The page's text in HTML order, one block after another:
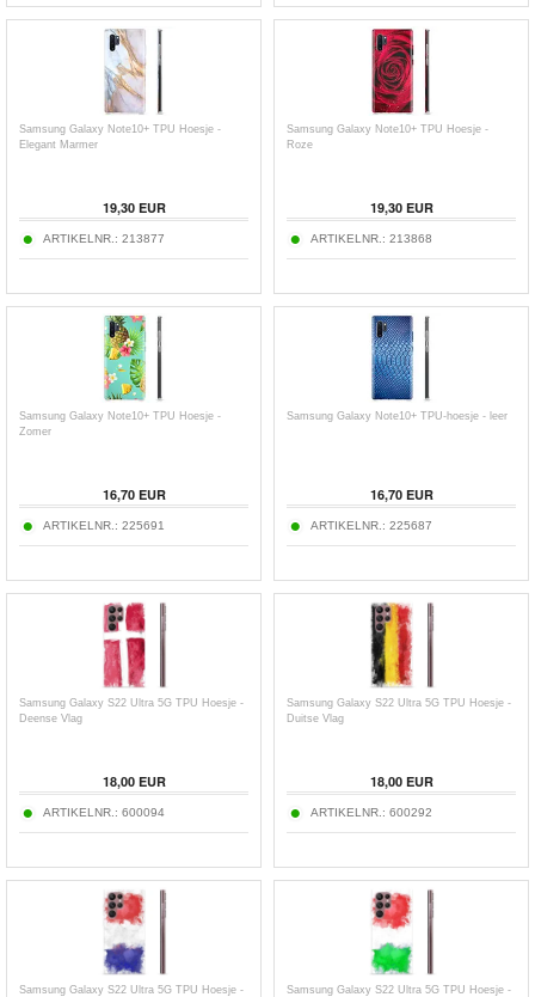
Samsung Galaxy Note10+ TPU Hoesje -
Elegant Marmer
19,30EUR
ARTIKELNR.: 213877
Samsung Galaxy Note10+ TPU Hoesje -
Roze
19,30EUR
ARTIKELNR.: 213868
Samsung Galaxy Note10+ TPU Hoesje -
Zomer
16,70EUR
ARTIKELNR.: 225691
Samsung Galaxy Note10+ TPU-hoesje - leer
16,70EUR
ARTIKELNR.: 225687
Samsung Galaxy S22 Ultra 5G TPU Hoesje -
Deense Vlag
18,00EUR
ARTIKELNR.: 600094
Samsung Galaxy S22 Ultra 5G TPU Hoesje -
Duitse Vlag
18,00EUR
ARTIKELNR.: 600292
Samsung Galaxy S22 Ultra 5G TPU Hoesje - Samsung Galaxy S22 Ultra 5G TPU Hoesje -